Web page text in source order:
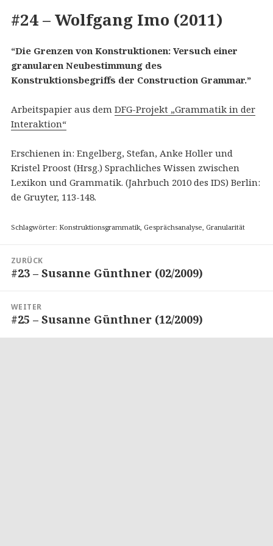
#24 – Wolfgang Imo (2011)
“Die Grenzen von Konstruktionen: Versuch einer
granularen Neubestimmung des
Konstruktionsbegriffs der Construction Grammar.”
Arbeitspapier aus dem DFG-Projekt „Grammatik in der
Interaktion“
Erschienen in: Engelberg, Stefan, Anke Holler und
Kristel Proost (Hrsg.) Sprachliches Wissen zwischen
Lexikon und Grammatik. (Jahrbuch 2010 des IDS) Berlin:
de Gruyter, 113-148.
Schlagwörter: Konstruktionsgrammatik, Gesprächsanalyse, Granularität
ZURÜCK
Vorheriger
#23 – Susanne Günthner (02/2009)
WEITER
Nächster
Beitrag:
#25 – Susanne Günthner (12/2009)